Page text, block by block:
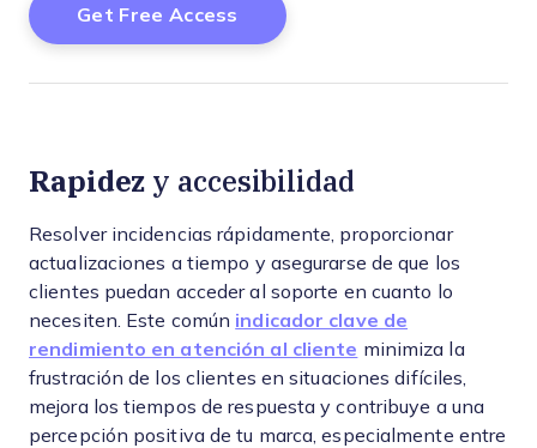
Rapidez y accesibilidad
Resolver incidencias rápidamente, proporcionar
actualizaciones a tiempo y asegurarse de que los
clientes puedan acceder al soporte en cuanto lo
necesiten. Este común indicador clave de
rendimiento en atención al cliente minimiza la
frustración de los clientes en situaciones difíciles,
mejora los tiempos de respuesta y contribuye a una
percepción positiva de tu marca, especialmente entre